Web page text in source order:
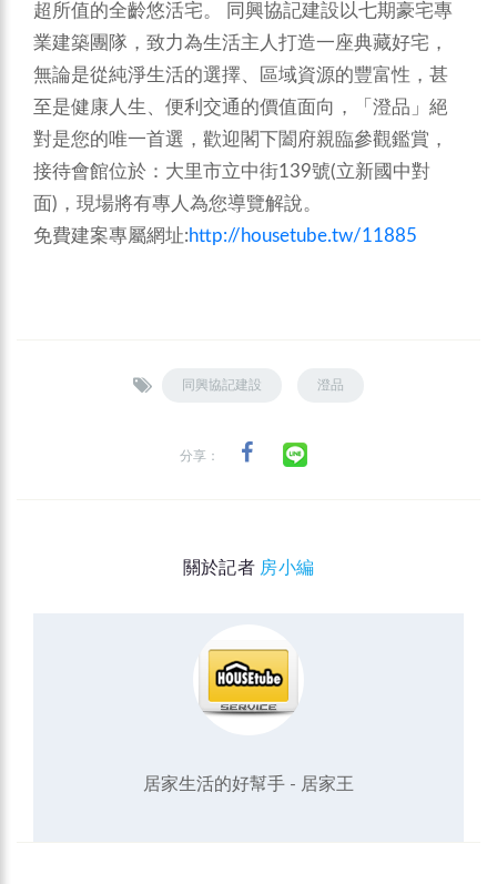
超所值的全齡悠活宅。
同興協記建設以七期豪宅專
業建築團隊，致力為生活主人打造一座典藏好宅，
無論是從純淨生活的選擇、區域資源的豐富性，甚
至是健康人生、便利交通的價值面向，「澄品」絕
對是您的唯一首選，歡迎閣下闔府親臨參觀鑑賞，
接待會館位於：大里市立中街139號(立新國中對
面)，現場將有專人為您導覽解說。
免費建案專屬網址:http://housetube.tw/11885
同興協記建設 澄品
分享：
關於記者 房小編
居家生活的好幫手 - 居家王